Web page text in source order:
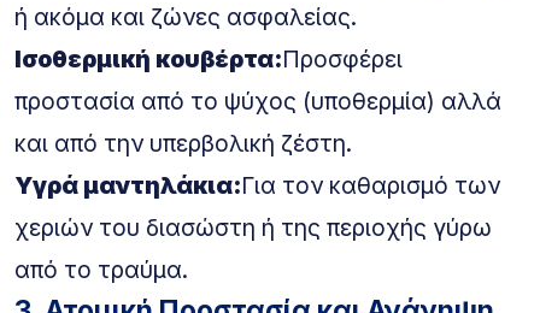
ή ακόμα και ζώνες ασφαλείας.
Ισοθερμική κουβέρτα:Προσφέρει
προστασία από το ψύχος (υποθερμία) αλλά
και από την υπερβολική ζέστη.
Υγρά μαντηλάκια:Για τον καθαρισμό των
χεριών του διασώστη ή της περιοχής γύρω
από το τραύμα.